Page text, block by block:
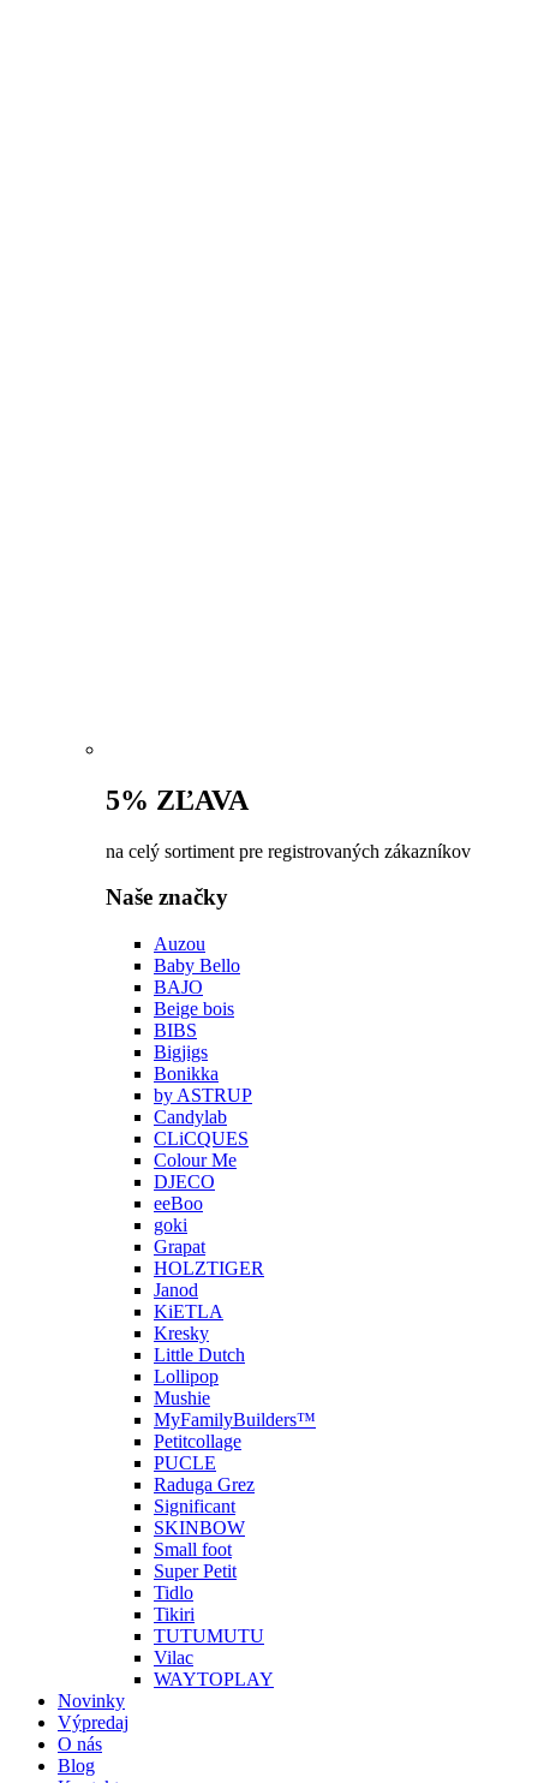
5% ZĽAVA
na celý sortiment pre registrovaných zákazníkov
Naše značky
Auzou
Baby Bello
BAJO
Beige bois
BIBS
Bigjigs
Bonikka
by ASTRUP
Candylab
CLiCQUES
Colour Me
DJECO
eeBoo
goki
Grapat
HOLZTIGER
Janod
KiETLA
Kresky
Little Dutch
Lollipop
Mushie
MyFamilyBuilders™
Petitcollage
PUCLE
Raduga Grez
Significant
SKINBOW
Small foot
Super Petit
Tidlo
Tikiri
TUTUMUTU
Vilac
WAYTOPLAY
Novinky
Výpredaj
O nás
Blog